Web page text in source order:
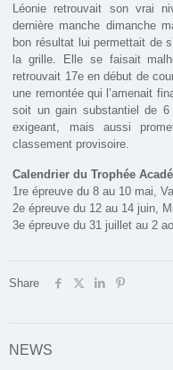
Léonie retrouvait son vrai
dernière manche dimanche
bon résultat lui permettait de
la grille. Elle se faisait
retrouvait 17e en début de
une remontée qui l’amenait
soit un gain substantiel de 6
exigeant, mais aussi
classement provisoire.
Calendrier du Trophée
1re épreuve du 8 au 10 mai,
2e épreuve du 12 au 14 juin,
3e épreuve du 31 juillet au 2
Share
NEWS